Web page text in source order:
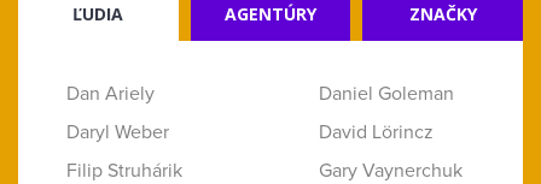
ĽUDIA AGENTÚRY ZNAČKY
Dan Ariely
Daniel Goleman
Daryl Weber
David Lörincz
Filip Struhárik
Gary Vaynerchuk